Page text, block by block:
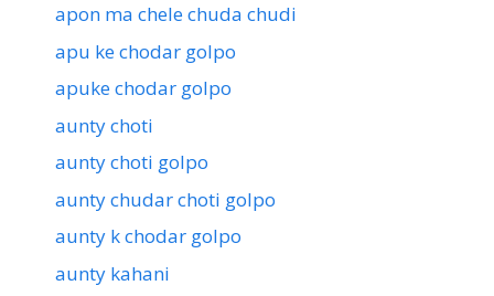
apon ma chele chuda chudi
apu ke chodar golpo
apuke chodar golpo
aunty choti
aunty choti golpo
aunty chudar choti golpo
aunty k chodar golpo
aunty kahani